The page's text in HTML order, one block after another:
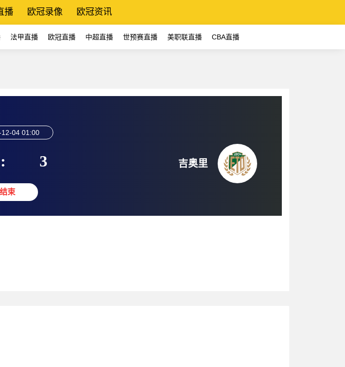
播 欧冠录像 欧冠资讯
法甲直播 欧冠直播 中超直播 世预赛直播 美职联直播 CBA直播
12-04 01:00
: 3
束
吉奥里